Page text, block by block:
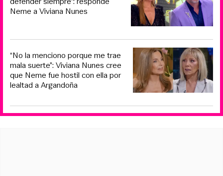
Neme a Viviana Nunes
“No la menciono porque me trae
mala suerte”: Viviana Nunes cree
que Neme fue hostil con ella por
lealtad a Argandoña